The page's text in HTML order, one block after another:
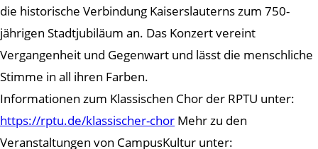
die historische Verbindung Kaiserslauterns zum 750-
jährigen Stadtjubiläum an. Das Konzert vereint
Vergangenheit und Gegenwart und lässt die menschliche
Stimme in all ihren Farben.
Informationen zum Klassischen Chor der RPTU unter:
https://rptu.de/klassischer-chor Mehr zu den
Veranstaltungen von CampusKultur unter: